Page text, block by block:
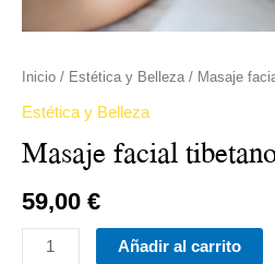
Inicio / Estética y Belleza / Masaje
Estética y Belleza
Masaje facial
59,00 €
Añadir al carrito